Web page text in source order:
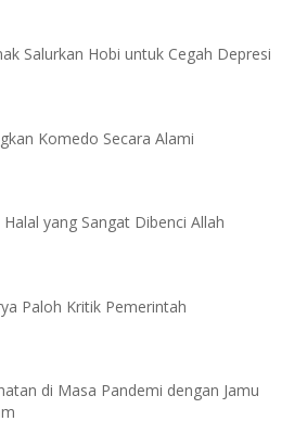
Salurkan Hobi untuk Cegah Depresi
Komedo Secara Alami
yang Sangat Dibenci Allah
Paloh Kritik Pemerintah
di Masa Pandemi dengan Jamu